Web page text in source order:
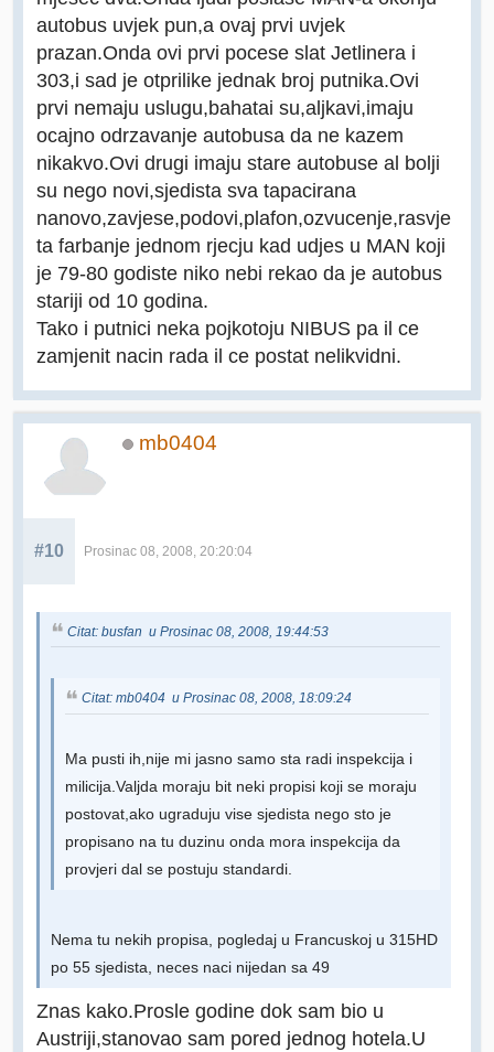
autobus uvjek pun,a ovaj prvi uvjek
prazan.Onda ovi prvi pocese slat Jetlinera i
303,i sad je otprilike jednak broj putnika.Ovi
prvi nemaju uslugu,bahatai su,aljkavi,imaju
ocajno odrzavanje autobusa da ne kazem
nikakvo.Ovi drugi imaju stare autobuse al bolji
su nego novi,sjedista sva tapacirana
nanovo,zavjese,podovi,plafon,ozvucenje,rasvje
ta farbanje jednom rjecju kad udjes u MAN koji
je 79-80 godiste niko nebi rekao da je autobus
stariji od 10 godina.
Tako i putnici neka pojkotoju NIBUS pa il ce
zamjenit nacin rada il ce postat nelikvidni.
mb0404
#10 Prosinac 08, 2008, 20:20:04
Citat: busfan u Prosinac 08, 2008, 19:44:53
Citat: mb0404 u Prosinac 08, 2008, 18:09:24
Ma pusti ih,nije mi jasno samo sta radi inspekcija i
milicija.Valjda moraju bit neki propisi koji se moraju
postovat,ako ugraduju vise sjedista nego sto je
propisano na tu duzinu onda mora inspekcija da
provjeri dal se postuju standardi.
Nema tu nekih propisa, pogledaj u Francuskoj u 315HD
po 55 sjedista, neces naci nijedan sa 49
Znas kako.Prosle godine dok sam bio u
Austriji,stanovao sam pored jednog hotela.U